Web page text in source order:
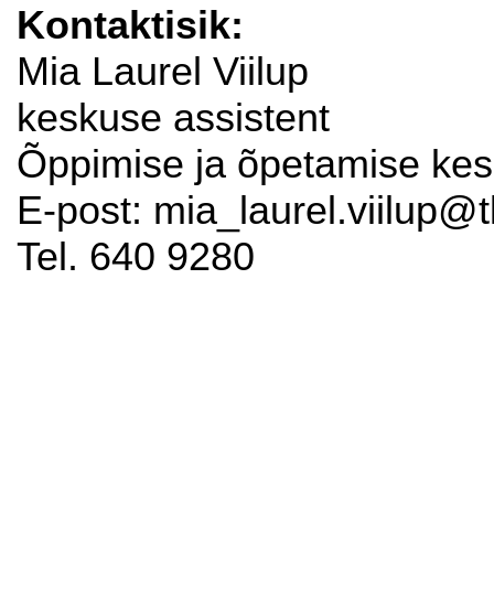
Kontaktisik:
Mia Laurel Viilup
keskuse assistent
Õppimise ja õpetamise
E-post:
Tel. 640 9280